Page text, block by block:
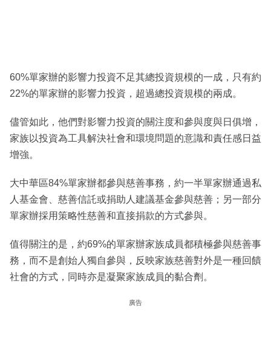
60%單家辦的影響力投資不足其總投資規模的一成，只有約
22%的單家辦的影響力投資，超過總投資規模的兩成。
儘管如此，他們對影響力投資的關注度和參與度與日俱增，
家族以投資為工具解決社會和環境問題的意識和責任感日益
增強。
大中華區84%單家辦都參與慈善事務，約一半單家辦通過私
人基金會、慈善信託或捐助人建議基金參與慈善；另一部分
單家辦採用策略性慈善和直接捐款的方式參與。
值得關注的是，約69%的單家辦家族成員都積極參與慈善事
務，而不是創始人獨自參與，反映家族慈善對外是一種回饋
社會的方式，同時亦是凝聚家族成員的黏合劑。
廣告